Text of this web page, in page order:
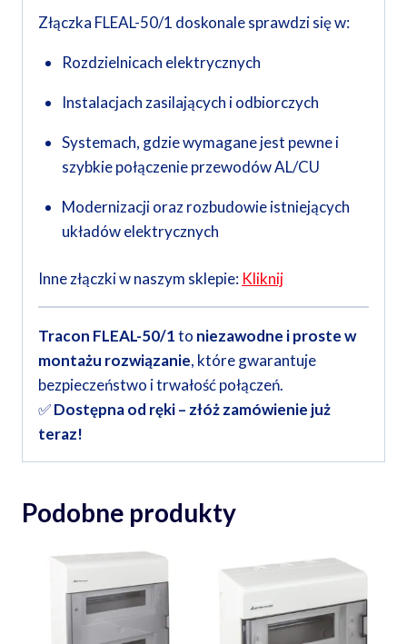
Złączka FLEAL-50/1 doskonale sprawdzi się w:
Rozdzielnicach elektrycznych
Instalacjach zasilających i odbiorczych
Systemach, gdzie wymagane jest pewne i
szybkie połączenie przewodów AL/CU
Modernizacji oraz rozbudowie istniejących
układów elektrycznych
Inne złączki w naszym sklepie: Kliknij
Tracon FLEAL-50/1to niezawodne i proste w
montażu rozwiązanie, które gwarantuje
bezpieczeństwo i trwałość połączeń.
✅Dostępna od ręki – złóż zamówienie już
teraz!
Podobne produkty